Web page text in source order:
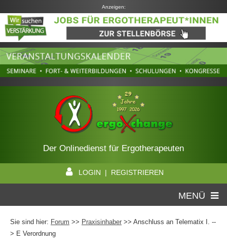
Anzeigen:
Der Onlinedienst für Ergotherapeuten
LOGIN | REGISTRIEREN
MENÜ
Sie sind hier: Forum >> Praxisinhaber >> Anschluss an Telematix I. --
> E Verordnung